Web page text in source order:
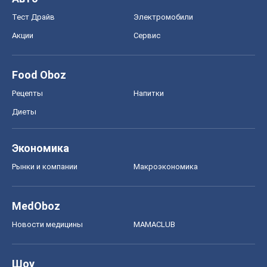
Тест Драйв Электромобили
Акции Сервис
Food Oboz
Рецепты Напитки
Диеты
Экономика
Рынки и компании Mакроэкономика
MedOboz
Новости медицины MAMACLUB
Шоу